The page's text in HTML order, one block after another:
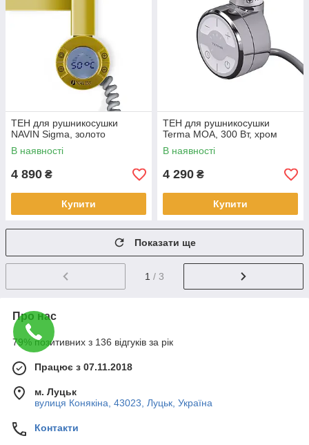
ТЕН для рушникосушки
NAVIN Sigma, золото
В наявності
4 890 ₴
Купити
ТЕН для рушникосушки
Terma MOA, 300 Вт, хром
В наявності
4 290 ₴
Купити
Показати ще
1 / 3
Про нас
79% позитивних з 136 відгуків за рік
Працює з 07.11.2018
м. Луцьк
вулиця Конякіна, 43023, Луцьк, Україна
Контакти